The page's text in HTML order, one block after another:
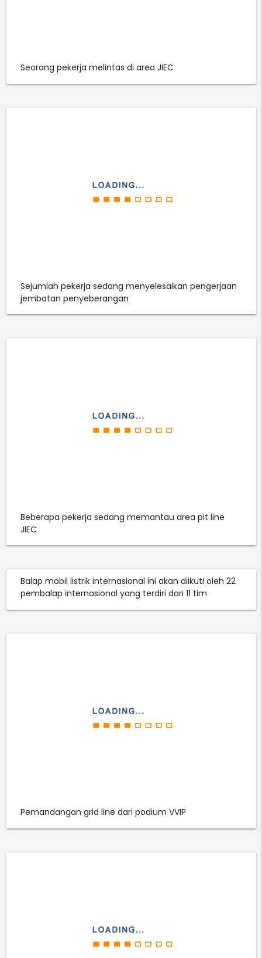
Seorang pekerja melintas di area JIEC
Sejumlah pekerja sedang menyelesaikan pengerjaan
jembatan penyeberangan
Beberapa pekerja sedang memantau area pit line
JIEC
Balap mobil listrik internasional ini akan diikuti oleh 22
pembalap internasional yang terdiri dari 11 tim
Pemandangan grid line dari podium VVIP